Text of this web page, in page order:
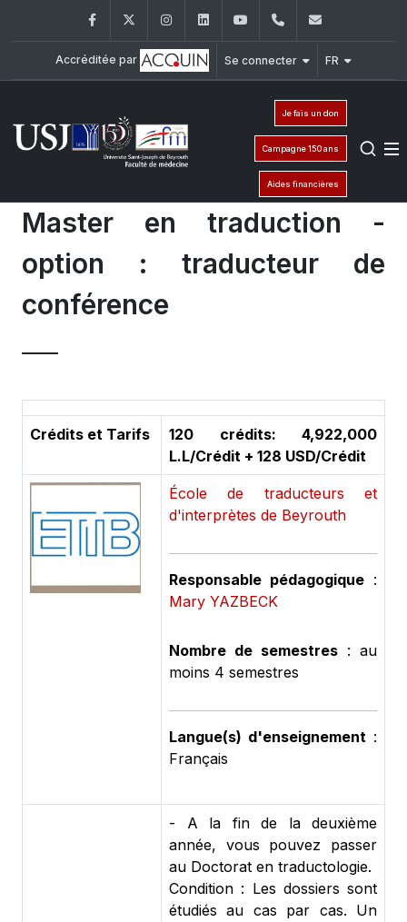
FacebookTwitter InstagramLinkedInYouTube+961 (1) 421 235
Accréditée par Se connecter FR
Je fais un don
Campagne 150 ans
Aides financières
Master en traduction -
option : traducteur de
conférence
Crédits et Tarifs
120 crédits: 4,922,000
L.L/Crédit + 128 USD/Crédit
École de traducteurs et
d'interprètes de Beyrouth
Responsable pédagogique :
Mary YAZBECK
Nombre de semestres : au
moins 4 semestres
Langue(s) d'enseignement :
Français
- A la fin de la deuxième
année, vous pouvez passer
au Doctorat en traductologie.
Condition : Les dossiers sont
étudiés au cas par cas. Un